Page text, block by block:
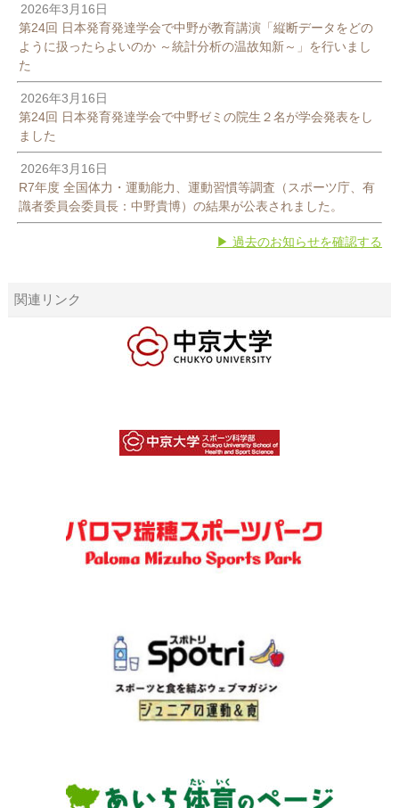
2026年3月16日
第24回 日本発育発達学会で中野が教育講演「縦断データをどの
ように扱ったらよいのか ～統計分析の温故知新～」を行いまし
た
2026年3月16日
第24回 日本発育発達学会で中野ゼミの院生２名が学会発表をし
ました
2026年3月16日
R7年度 全国体力・運動能力、運動習慣等調査（スポーツ庁、有
識者委員会委員長：中野貴博）の結果が公表されました。
▶ 過去のお知らせを確認する
関連リンク